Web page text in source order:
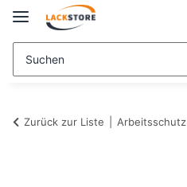
Zurück zur Liste Arbeitsschutz